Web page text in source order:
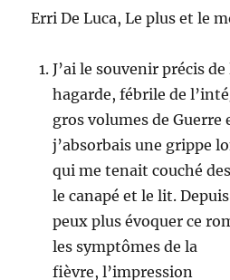
Erri De Luca, Le plus et le
J’ai le souvenir précis
hagarde, fébrile de
gros volumes de Guerre
j’absorbais une grippe
qui me tenait couché
le canapé et le lit.
peux plus évoquer ce
lessymptômes de la
fièvre, l’impression